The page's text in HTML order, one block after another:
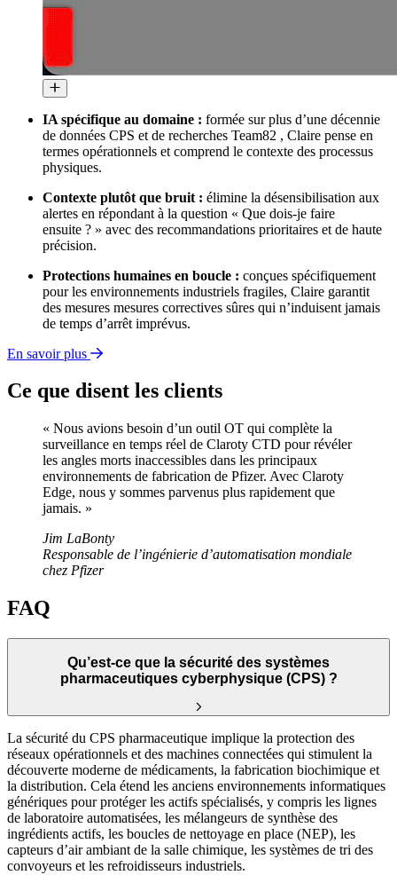
IA spécifique au domaine : formée sur plus d’une décennie
de données CPS et de recherches Team82 , Claire pense en
termes opérationnels et comprend le contexte des processus
physiques.
Contexte plutôt que bruit : élimine la désensibilisation aux
alertes en répondant à la question « Que dois-je faire
ensuite ? » avec des recommandations prioritaires et de haute
précision.
Protections humaines en boucle : conçues spécifiquement
pour les environnements industriels fragiles, Claire garantit
des mesures mesures correctives sûres qui n’induisent jamais
de temps d’arrêt imprévus.
En savoir plus
Ce que disent les clients
« Nous avions besoin d’un outil OT qui complète la
surveillance en temps réel de Claroty CTD pour révéler
les angles morts inaccessibles dans les principaux
environnements de fabrication de Pfizer. Avec Claroty
Edge, nous y sommes parvenus plus rapidement que
jamais. »
Jim LaBonty
Responsable de l’ingénierie d’automatisation mondiale
chez Pfizer
FAQ
Qu’est-ce que la sécurité des systèmes
pharmaceutiques cyberphysique (CPS) ?
La sécurité du CPS pharmaceutique implique la protection des
réseaux opérationnels et des machines connectées qui stimulent la
découverte moderne de médicaments, la fabrication biochimique et
la distribution. Cela étend les anciens environnements informatiques
génériques pour protéger les actifs spécialisés, y compris les lignes
de laboratoire automatisées, les mélangeurs de synthèse des
ingrédients actifs, les boucles de nettoyage en place (NEP), les
capteurs d’air ambiant de la salle chimique, les systèmes de tri des
convoyeurs et les refroidisseurs industriels.